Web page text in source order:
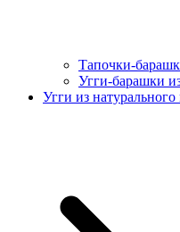
Тапочки-
Угги-барашки
Угги из натурального